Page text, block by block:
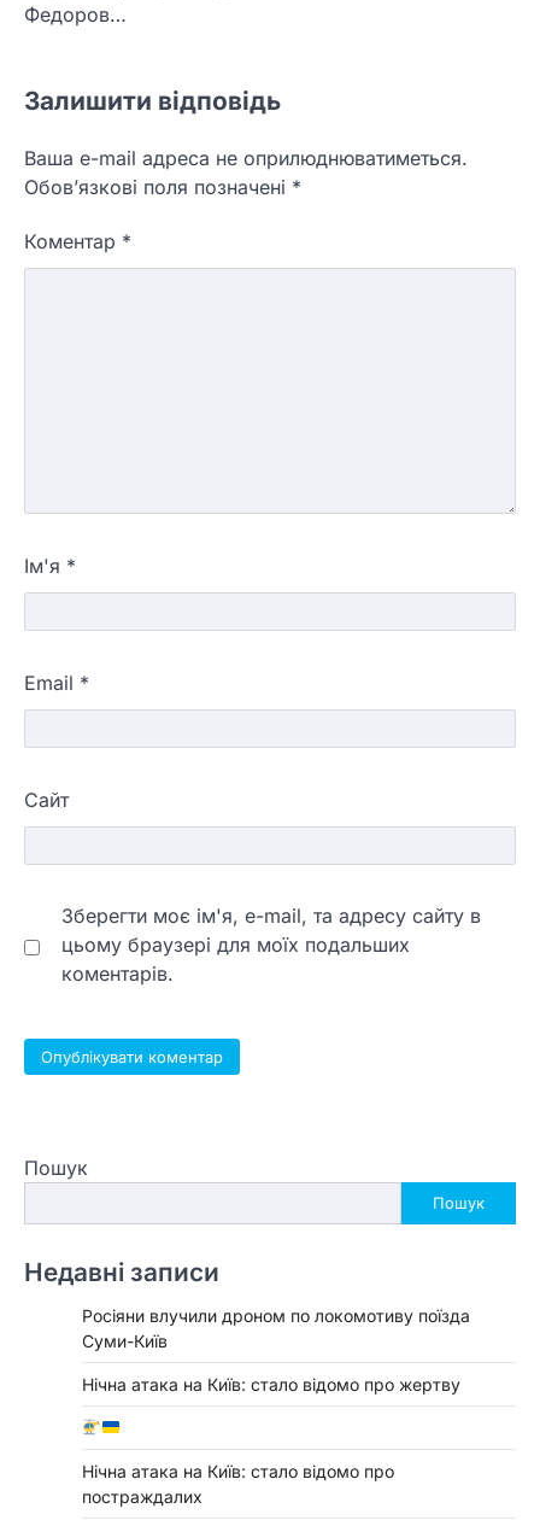
Федоров…
Залишити відповідь
Ваша e-mail адреса не оприлюднюватиметься.
Обов’язкові поля позначені *
Коментар *
Ім'я *
Email *
Сайт
Зберегти моє ім'я, e-mail, та адресу сайту в
цьому браузері для моїх подальших
коментарів.
Пошук
Пошук
Недавні записи
Росіяни влучили дроном по локомотиву поїзда
Суми-Київ
Нічна атака на Київ: стало відомо про жертву
Нічна атака на Київ: стало відомо про
постраждалих